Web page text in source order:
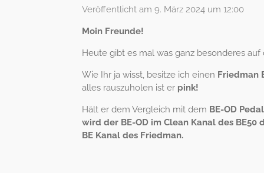
Veröffentlicht am 9. März 2024 um 12:00
Moin Freunde!
Heute gibt es mal was ganz besonderes auf
Wie Ihr ja wisst, besitze ich einen Friedman
alles rauszuholen ist er pink!
Hält er dem Vergleich mit dem BE-OD
wird der BE-OD im Clean Kanal des BE50
BE Kanal des Friedman.